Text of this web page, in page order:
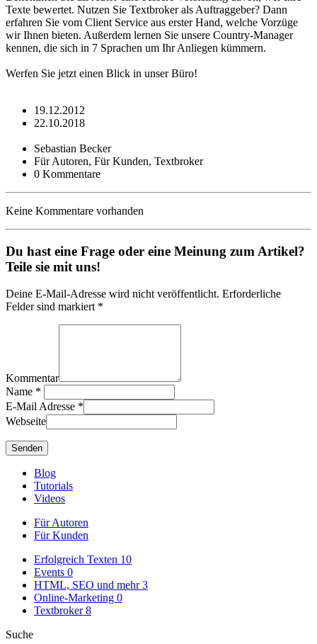
Texte bewertet. Nutzen Sie Textbroker als Auftraggeber? Dann
erfahren Sie vom Client Service aus erster Hand, welche Vorzüge
wir Ihnen bieten. Außerdem lernen Sie unsere Country-Manager
kennen, die sich in 7 Sprachen um Ihr Anliegen kümmern.
Werfen Sie jetzt einen Blick in unser Büro!
19.12.2012
22.10.2018
Sebastian Becker
Für Autoren, Für Kunden, Textbroker
0 Kommentare
Keine Kommentare vorhanden
Du hast eine Frage oder eine Meinung zum Artikel?
Teile sie mit uns!
Deine E-Mail-Adresse wird nicht veröffentlicht. Erforderliche
Felder sind markiert *
Kommentar
Name *
E-Mail Adresse *
Webseite
Blog
Tutorials
Videos
Für Autoren
Für Kunden
Erfolgreich Texten 10
Events 0
HTML, SEO und mehr3
Online-Marketing 0
Textbroker8
Suche